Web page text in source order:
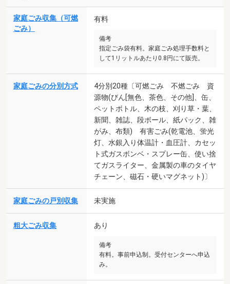
家庭ごみ収集（可燃
ごみ）
有料
備考
指定ごみ袋有料。家庭ごみ処理手数料と
して1リットルあたり0.8円にて販売。
家庭ごみの分別方式
4分別20種〔可燃ごみ 不燃ごみ 資
源物(びん[無色、茶色、その他]、缶、
ペットボトル、木の枝、刈り草・葉、
新聞、雑誌、段ボール、紙パック、雑
がみ、布類) 有害ごみ(乾電池、蛍光
灯、水銀入り体温計・血圧計、カセッ
ト式ガスボンベ・スプレー缶、使い捨
てガスライター、金属製の車のタイヤ
チェーン、磁石・硬いマグネット)〕
家庭ごみの戸別収集 未実施
粗大ごみ収集 あり
備考
有料。事前申込制。受付センターへ申込
み。